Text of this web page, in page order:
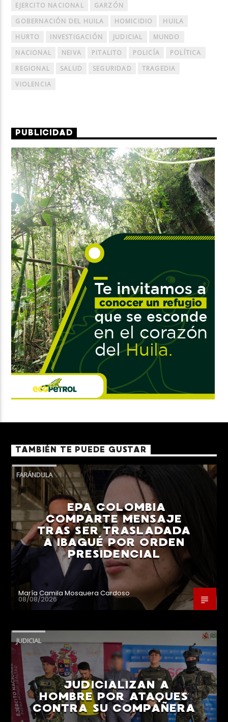
EJERCITO NACIONAL
GARZÓN
GOBERNACIÓN DEL HUILA
HOMICIDIO
HUILA
HURTO
INVESTIGACIÓN JUDICIAL
MUNDO
NACIONAL
NEIVA PITALITO POLICÍA
POLÍTICA
REGIONAL
SALUD SEGURIDAD
TRAGEDIA
VIOLENCIA
PUBLICIDAD
TAMBIÉN TE PUEDE GUSTAR
FARÁNDULA
EPA COLOMBIA
COMPARTE MENSAJE
TRAS SER TRASLADADA
A IBAGUÉ POR ORDEN
PRESIDENCIAL
María Camila Mosquera Cardoso
08/08/2026
JUDICIAL
JUDICIALIZAN A
HOMBRE POR ATAQUES
CONTRA SU COMPAÑERA